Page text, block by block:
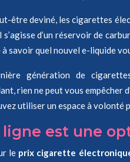
être deviné, les cigarettes
d’un réservoir de
à savoir quel nouvel e-liquide
génération de
rien ne peut vous empêcher
utiliser un espace à
est une
le prix cigarette